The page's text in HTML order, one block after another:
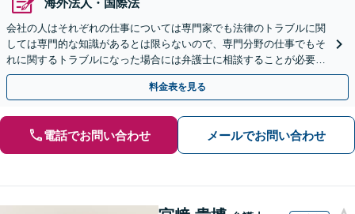
会社の人はそれぞれの仕事については専門家でも法律のトラブルに関
しては専門的な知識があるとは限らないので、専門分野の仕事でもそ
れに関するトラブルになった場合には弁護士に相談することが必要不
可欠だと思います。銀座駅1分、100社超の実績。
料金表を見る
電話でお問い合わせ メールでお問い合わせ